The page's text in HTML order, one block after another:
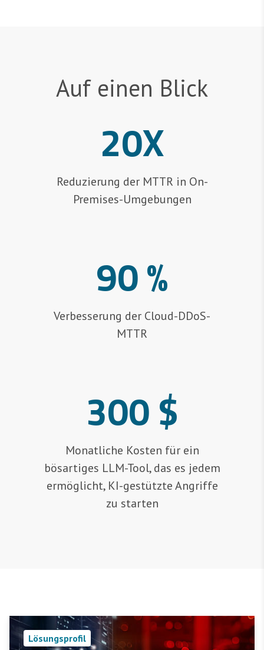
Auf einen Blick
20X
Reduzierung der MTTR in On-
Premises-Umgebungen
90 %
Verbesserung der Cloud-DDoS-
MTTR
300 $
Monatliche Kosten für ein
bösartiges LLM-Tool, das es jedem
ermöglicht, KI-gestützte Angriffe
zu starten
Lösungsprofil